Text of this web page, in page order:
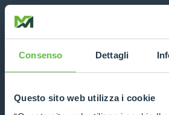
Consenso Dettagli
Questo sito web utilizza i cookie